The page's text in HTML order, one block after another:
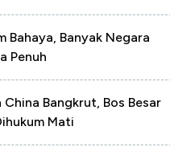
Bahaya, Banyak Negara
Penuh
China Bangkrut, Bos Besar
Mati